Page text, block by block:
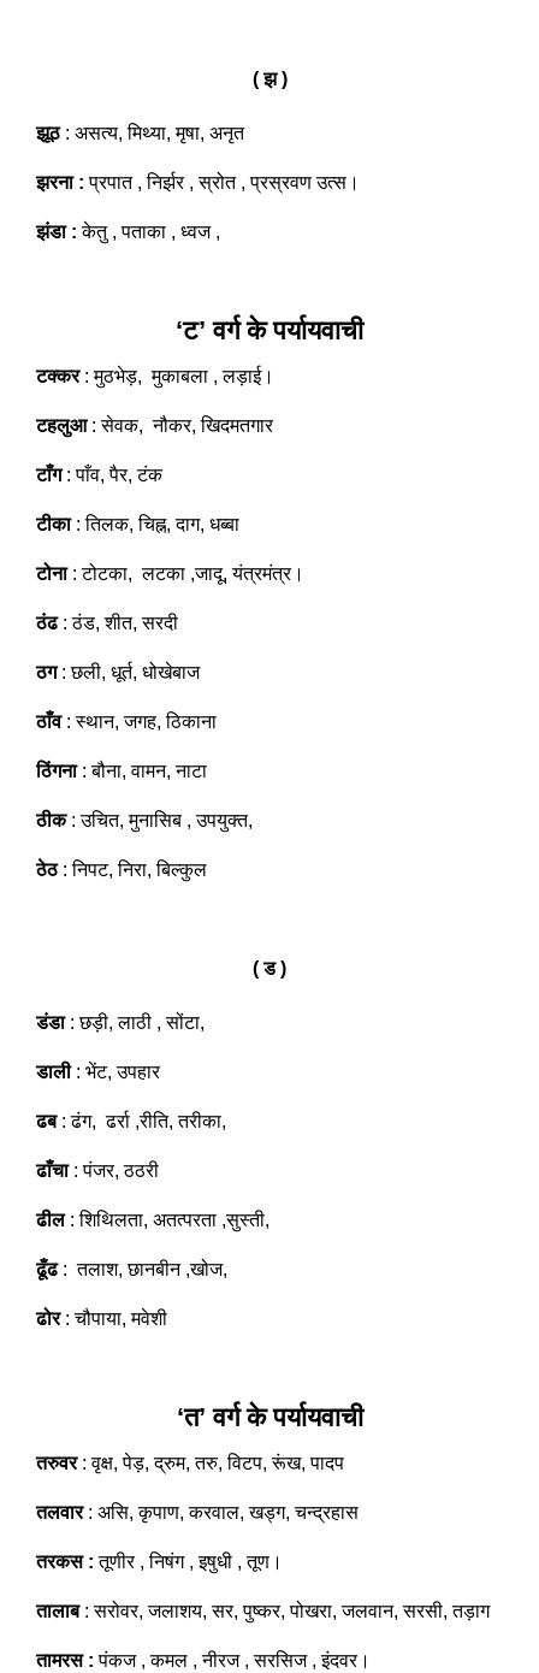
( झ )
झूठ: असत्य, मिथ्या, मृषा, अनृत
झरना : प्रपात , निर्झर , स्रोत , प्रस्रवण उत्स।
झंडा : केतु , पताका , ध्वज ,
‘ट’ वर्ग के पर्यायवाची
टक्कर: मुठभेड़, मुकाबला , लड़ाई।
टहलुआ: सेवक, नौकर, खिदमतगार
टाँग: पाँव, पैर, टंक
टीका: तिलक, चिह्न, दाग, धब्बा
टोना: टोटका, लटका ,जादू, यंत्रमंत्र।
ठंढ: ठंड, शीत, सरदी
ठग: छली, धूर्त, धोखेबाज
ठाँव: स्थान, जगह, ठिकाना
ठिंगना: बौना, वामन, नाटा
ठीक: उचित, मुनासिब , उपयुक्त,
ठेठ: निपट, निरा, बिल्कुल
( ड )
डंडा: छड़ी, लाठी , सोंटा,
डाली: भेंट, उपहार
ढब: ढंग, ढर्रा ,रीति, तरीका,
ढाँचा: पंजर, ठठरी
ढील: शिथिलता, अतत्परता ,सुस्ती,
ढूँढ: तलाश, छानबीन ,खोज,
ढोर: चौपाया, मवेशी
‘त’ वर्ग के पर्यायवाची
तरुवर: वृक्ष, पेड़, द्रुम, तरु, विटप, रूंख, पादप
तलवार: असि, कृपाण, करवाल, खड्ग, चन्द्रहास
तरकस : तूणीर , निषंग , इषुधी , तूण।
तालाब: सरोवर, जलाशय, सर, पुष्कर, पोखरा, जलवान, सरसी, तड़ाग
तामरस : पंकज , कमल , नीरज , सरसिज , इंदवर।